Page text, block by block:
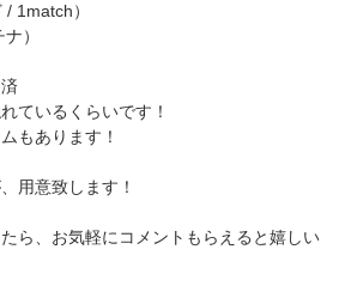
1match）
）
ているくらいです！
もあります！
用意致します！
ら、お気軽にコメントもらえると嬉しい